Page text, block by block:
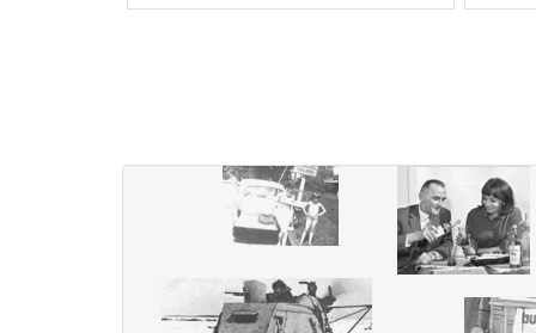
Zorganizowany przez
Pokrzywka. Jednak ze
względu na koszty Polska
wycofała się z udziału i
organizacji imprezy w
1936 roku. Inne kraje,